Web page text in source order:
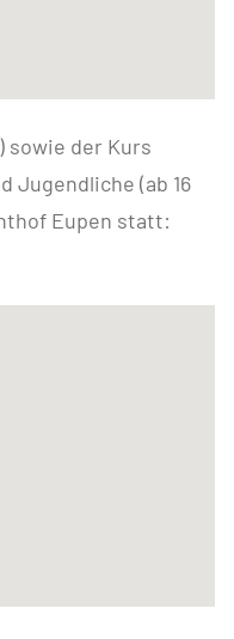
sowie der Kurs
Jugendliche (ab 16
Eupen statt: